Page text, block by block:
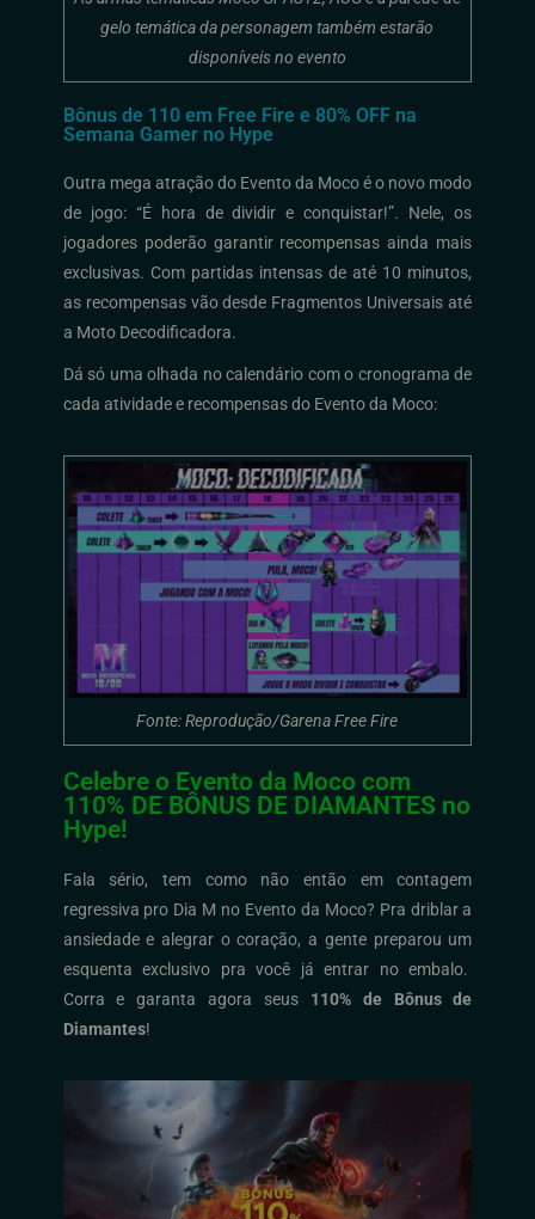
gelo temática da personagem também estarão
disponíveis no evento
Bônus de 110 em Free Fire e 80% OFF na
Semana Gamer no Hype
Outra mega atração do Evento da Moco é o novo modo
de jogo: “É hora de dividir e conquistar!”. Nele, os
jogadores poderão garantir recompensas ainda mais
exclusivas. Com partidas intensas de até 10 minutos,
as recompensas vão desde Fragmentos Universais até
a Moto Decodificadora.
Dá só uma olhada no calendário com o cronograma de
cada atividade e recompensas do Evento da Moco:
Fonte: Reprodução/Garena Free Fire
Celebre o Evento da Moco com
110% DE BÔNUS DE DIAMANTES no
Hype!
Fala sério, tem como não então em contagem
regressiva pro Dia M no Evento da Moco? Pra driblar a
ansiedade e alegrar o coração,a gentepreparou um
esquenta exclusivo pra você já entrar no embalo.
Corraegaranta agora seus 110% de Bônus de
Diamantes!